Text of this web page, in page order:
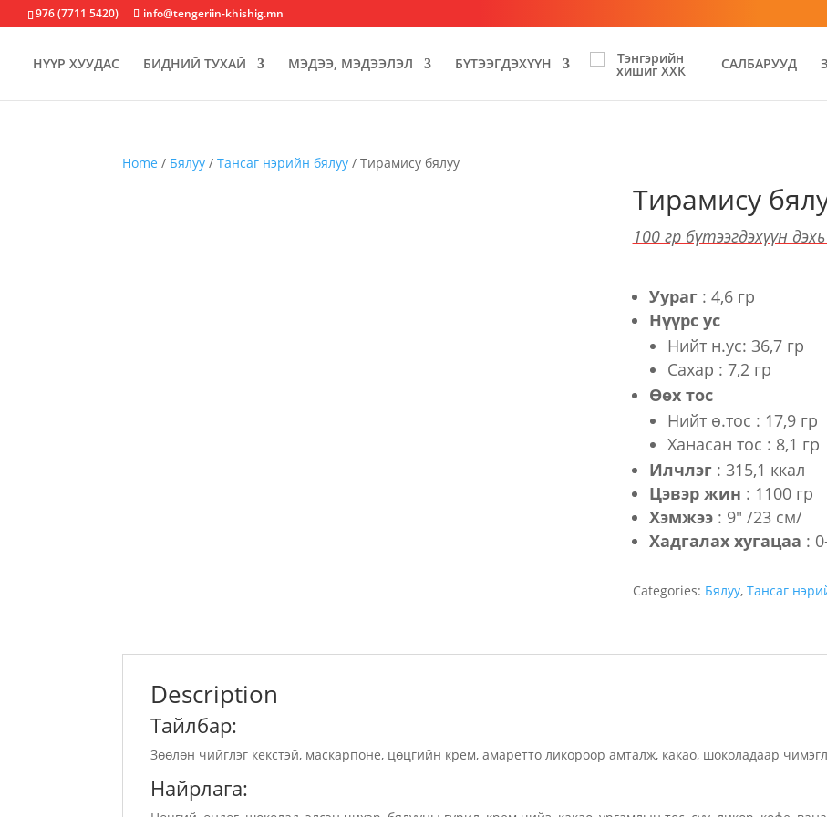
976 (7711 5420) info@tengeriin-khishig.mn
НҮҮР ХУУДАС БИДНИЙ ТУХАЙ МЭДЭЭ, МЭДЭЭЛЭЛ БҮТЭЭГДЭХҮҮН САЛБАРУУД
Home / Бялуу /Тансаг нэрийн бялуу / Тирамису бялуу
Тирамису
100 гр бүтээгдэхүүн
Уураг: 4,6 гр
Нүүрс ус
Нийт н.ус: 36,7 гр
Сахар : 7,2 гр
Өөх тос
Нийт ө.тос : 17,9 гр
Ханасан тос : 8,1 гр
Илчлэг: 315,1 ккал
Цэвэр жин : 1100 гр
Хэмжээ: 9″ /23 см/
Хадгалах хугацаа :
Categories: Бялуу, Тансаг
Description
Тайлбар:
Зөөлөн чийглэг кекстэй, маскарпоне, цөцгийн крем, амаретто ликороор амталж, какао, шоколадаар
Найрлага: